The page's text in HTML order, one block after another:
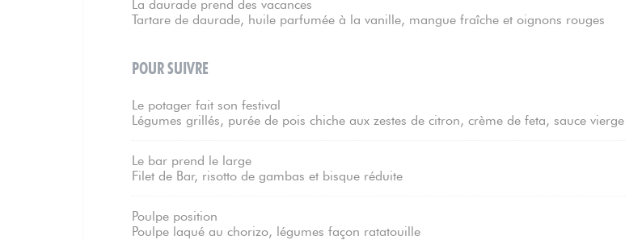
La daurade prend des vacances
Tartare de daurade, huile parfumée à la vanille, mangue fraîche et oignons rouges
POUR SUIVRE
Le potager fait son festival
Légumes grillés, purée de pois chiche aux zestes de citron, crème de feta, sauce vierge
Le bar prend le large
Filet de Bar, risotto de gambas et bisque réduite
Poulpe position
Poulpe laqué au chorizo, légumes façon ratatouille